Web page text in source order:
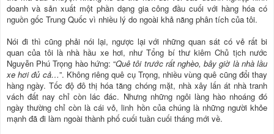
doanh và sản xuất một phần dạng gia công đầu cuối với hàng hóa có
nguồn gốc Trung Quốc vì nhiều lý do ngoài khả năng phân tích của tôi.
Nói đi thì cũng phải nói lại, ngược lại với những quan sát có vẻ rất bi
quan của tôi là nhà hầu xe hơi, như Tổng bí thư kiêm Chủ tịch nước
Nguyễn Phú Trọng hào hứng: “Quê tôi trước rất nghèo, bây giờ là nhà lầu
xe hơi đủ cả…”. Không riêng quê cụ Trọng, nhiều vùng quê cũng đổi thay
hàng ngày. Tốc độ đô thị hóa tăng chóng mặt, nhà xây lấn át nhà tranh
vách đất nay chỉ còn lác đác. Nhưng những ngôi làng hào nhoáng đó
ngày thường chỉ còn là cái vỏ, linh hồn của chúng là những người khỏe
mạnh đã đi làm ngoài thành phố cuối tuần cuối tháng mới về.